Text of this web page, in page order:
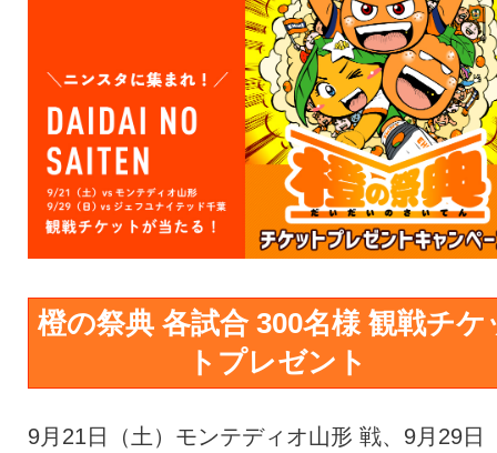
グッズ
特設ページ
橙の祭典 各試合 300名様 観戦チケ
トプレゼント
9月21日（土）モンテディオ山形 戦、9月29日